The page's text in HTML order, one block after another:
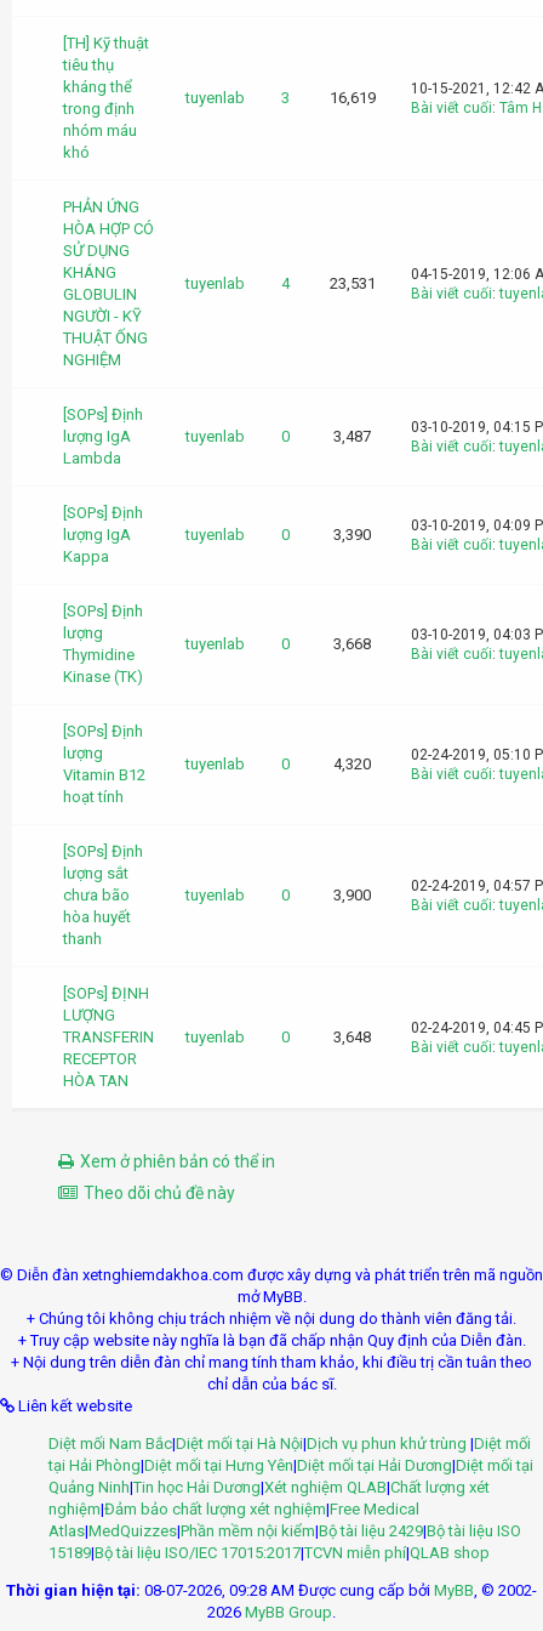
[TH] Kỹ thuật
tiêu thụ
kháng thể
trong định
nhóm máu
khó
tuyenlab 3 16,619
10-15-2021, 12:42
Bài viết cuối: Tâm
PHẢN ỨNG
HÒA HỢP CÓ
SỬ DỤNG
KHÁNG
GLOBULIN
NGƯỜI - KỸ
THUẬT ỐNG
NGHIỆM
tuyenlab 4 23,531
04-15-2019, 12:06
Bài viết cuối:
[SOPs] Định
lượng IgA
Lambda
tuyenlab 0 3,487
03-10-2019, 04:15
Bài viết cuối:
[SOPs] Định
lượng IgA
Kappa
tuyenlab 0 3,390
03-10-2019, 04:09
Bài viết cuối:
[SOPs] Định
lượng
Thymidine
Kinase (TK)
tuyenlab 0 3,668
03-10-2019, 04:03
Bài viết cuối:
[SOPs] Định
lượng
Vitamin B12
hoạt tính
tuyenlab 0 4,320
02-24-2019, 05:10
Bài viết cuối:
[SOPs] Định
lượng sắt
chưa bão
hòa huyết
thanh
tuyenlab 0 3,900
02-24-2019, 04:57
Bài viết cuối:
[SOPs] ĐỊNH
LƯỢNG
TRANSFERIN
RECEPTOR
HÒA TAN
tuyenlab 0 3,648
02-24-2019, 04:45
Bài viết cuối:
Xem ở phiên bản có thể in
Theo dõi chủ đề này
© Diễn đàn xetnghiemdakhoa.com được xây dựng và phát triển trên mã nguồn
mở MyBB.
+ Chúng tôi không chịu trách nhiệm về nội dung do thành viên đăng tải.
+ Truy cập website này nghĩa là bạn đã chấp nhận Quy định của Diễn đàn.
+ Nội dung trên diễn đàn chỉ mang tính tham khảo, khi điều trị cần tuân theo
chỉ dẫn của bác sĩ.
Liên kết website
Diệt mối Nam Bắc|Diệt mối tại Hà Nội|Dịch vụ phun khử trùng |Diệt mối
tại Hải Phòng|Diệt mối tại Hưng Yên|Diệt mối tại Hải Dương|Diệt mối tại
Quảng Ninh|Tin học Hải Dương|Xét nghiệm QLAB|Chất lượng xét
nghiệm|Đảm bảo chất lượng xét nghiệm|Free Medical
Atlas|MedQuizzes|Phần mềm nội kiểm|Bộ tài liệu 2429|Bộ tài liệu ISO
15189|Bộ tài liệu ISO/IEC 17015:2017|TCVN miễn phí|QLAB shop
Thời gian hiện tại: 08-07-2026, 09:28 AM Được cung cấp bởi MyBB, © 2002-
2026 MyBB Group.